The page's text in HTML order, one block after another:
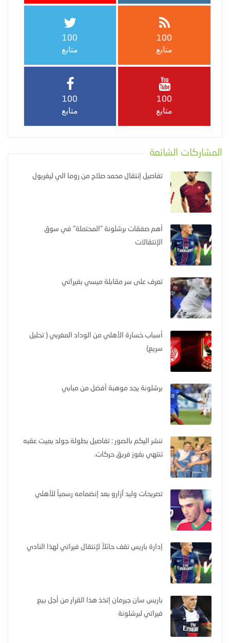
100
متابع
100
متابع
100
متابع
100
متابع
المشاركات الشائعة
تفاصيل إنتقال محمد صلاح من روما الي ليفربول
أهم صفقات برشلونة "المحتملة" في سوق
الإنتقالات
تعرف على سر مقابلة ميسي بفيراتي
أسباب خسارة الأهلي من الوداد المغربي ( تحليل
سريع)
برشلونة يجد موهبة أفضل من مبابي
ننشر اليكم بالصور : تفاصيل بطولة جولد بميت عقبه
تنتهي بفوز فريق حركات.
تصريحات وليد آزارو بعد إنضمامه رسمياً للأهلي
إدارة باريس تقف حائلاً لإنتقال فيراتي لهذا النادي
باريس سان جيرمان إتخذ هذا القرار من أجل بيع
فيراتي لبرشلونة